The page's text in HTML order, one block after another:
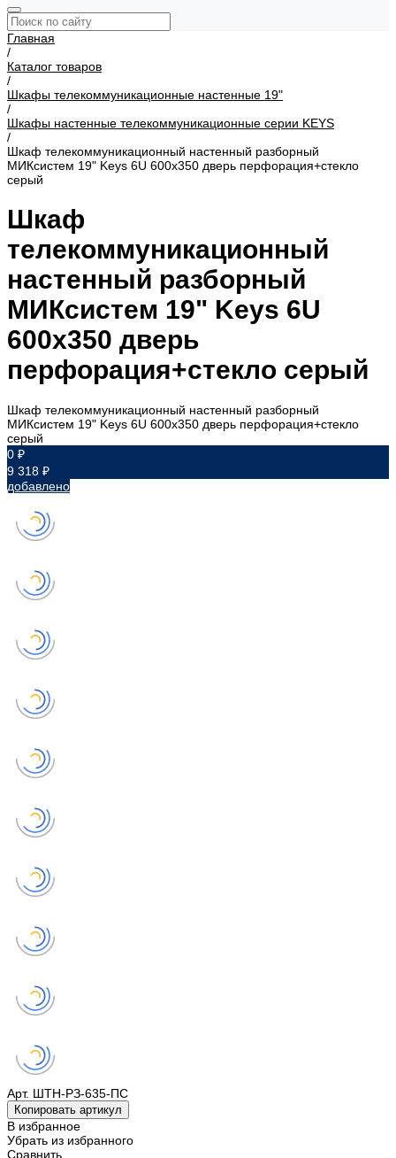
Главная
/
Каталог товаров
/
Шкафы телекоммуникационные настенные 19"
/
Шкафы настенные телекоммуникационные серии KEYS
/
Шкаф телекоммуникационный настенный разборный
МИКсистем 19" Keys 6U 600x350 дверь перфорация+стекло
серый
Шкаф
телекоммуникационный
настенный разборный
МИКсистем 19" Keys 6U
600x350 дверь
перфорация+стекло серый
Шкаф телекоммуникационный настенный разборный
МИКсистем 19" Keys 6U 600x350 дверь перфорация+стекло
серый
0 ₽
9 318 ₽
добавлено
Арт. ШТН-РЗ-635-ПС
Копировать артикул
В избранное
Убрать из избранного
Сравнить